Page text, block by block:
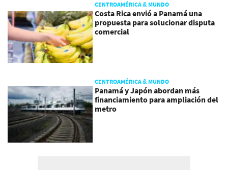
CENTROAMÉRICA & MUNDO
Costa Rica envió a Panamá una
propuesta para solucionar disputa
comercial
CENTROAMÉRICA & MUNDO
Panamá y Japón abordan más
financiamiento para ampliación del
metro